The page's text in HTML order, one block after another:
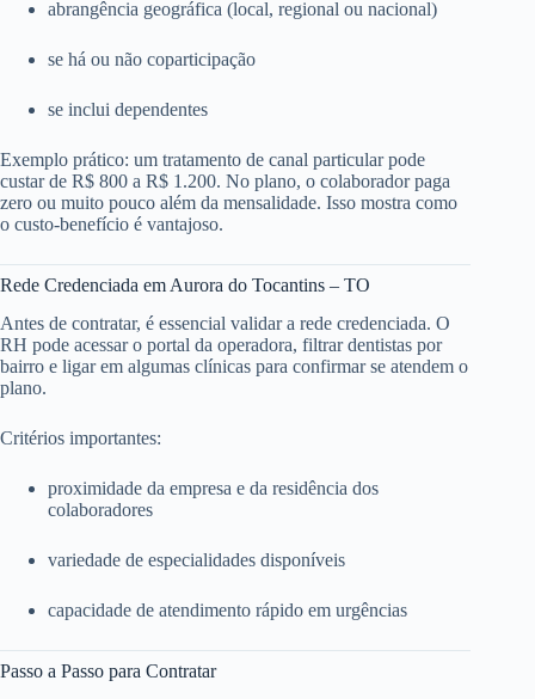
abrangência geográfica (local, regional ou nacional)
se há ou não coparticipação
se inclui dependentes
Exemplo prático: um tratamento de canal particular pode
custar de R$ 800 a R$ 1.200. No plano, o colaborador paga
zero ou muito pouco além da mensalidade. Isso mostra como
o custo-benefício é vantajoso.
Rede Credenciada em Aurora do Tocantins – TO
Antes de contratar, é essencial validar a rede credenciada. O
RH pode acessar o portal da operadora, filtrar dentistas por
bairro e ligar em algumas clínicas para confirmar se atendem o
plano.
Critérios importantes:
proximidade da empresa e da residência dos
colaboradores
variedade de especialidades disponíveis
capacidade de atendimento rápido em urgências
Passo a Passo para Contratar